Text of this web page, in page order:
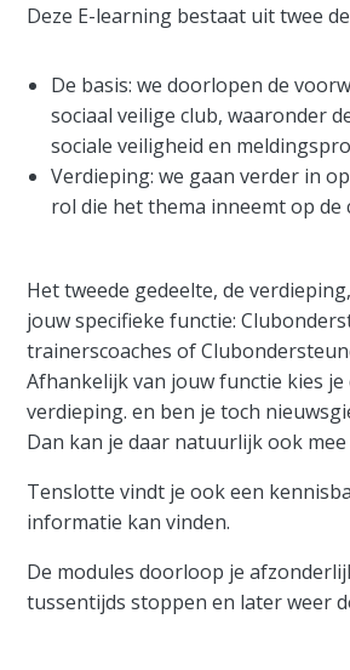
Deze E-learning bestaat uit twee
De basis: we doorlopen de
sociaal veilige club, waaronder
sociale veiligheid en
Verdieping: we gaan verder in
rol die het thema inneemt op de
Het tweede gedeelte, de
jouw specifieke functie:
trainerscoaches of
Afhankelijk van jouw functie kies je
verdieping. en ben je toch
Dan kan je daar natuurlijk ook mee
Tenslotte vindt je ook een
informatie kan vinden.
De modules doorloop je
tussentijds stoppen en later weer